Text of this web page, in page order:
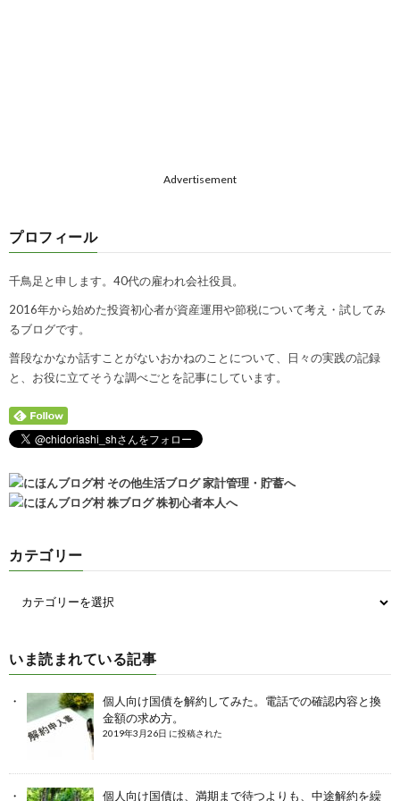
Advertisement
プロフィール
千鳥足と申します。40代の雇われ会社役員。
2016年から始めた投資初心者が資産運用や節税について考え・試してみ
るブログです。
普段なかなか話すことがないおかねのことについて、日々の実践の記録
と、お役に立てそうな調べごとを記事にしています。
カテゴリー
いま読まれている記事
個人向け国債を解約してみた。電話での確認内容と換
金額の求め方。
2019年3月26日 に投稿された
個人向け国債は、満期まで待つよりも、中途解約を繰